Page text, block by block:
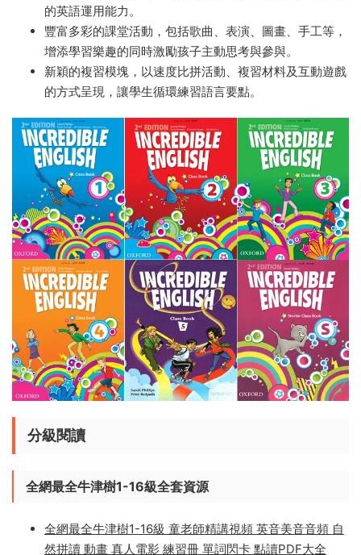
English鼓勵學生通過表演故事内容、使用韋恩圖或完成
項目活動學習，從而獲得自信的英語運用能力！
Incredible English 是一套英式英語的教材，共 7 個級
别，适合 6-13 歲的孩子。這套教材鼓勵學生通過表演故
事内容、使用韋恩圖或完成項目活動學習，從而獲得自信
豐富多彩的課堂活動，包括歌曲、表演、圖畫、手工等，
增添學習樂趣的同時激勵孩子主動思考與參與。
新穎的複習模塊，以速度比拼活動、複習材料及互動遊戲
的方式呈現，讓學生循環練習語言要點。
分級閱讀